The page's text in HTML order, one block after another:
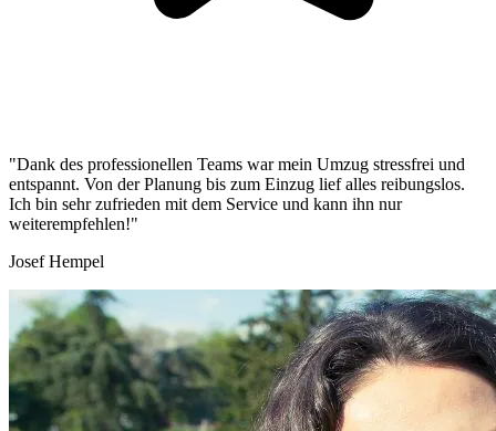
"Dank des professionellen Teams war mein Umzug stressfrei und
entspannt. Von der Planung bis zum Einzug lief alles reibungslos.
Ich bin sehr zufrieden mit dem Service und kann ihn nur
weiterempfehlen!"
Josef Hempel